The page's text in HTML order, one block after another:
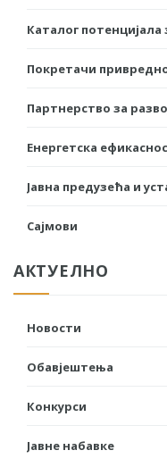
Каталог
Покретачи
Партнерство за
Енергетска
Јавна предузећа и
Сајмови
АКТУЕЛНО
Новости
Обавјештења
Конкурси
Јавне набавке